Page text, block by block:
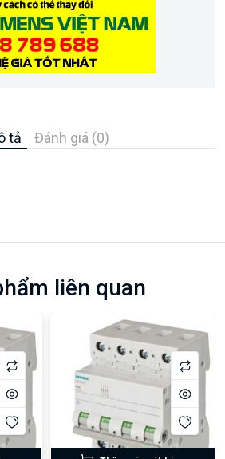
tả Đánh giá (0)
liên quan